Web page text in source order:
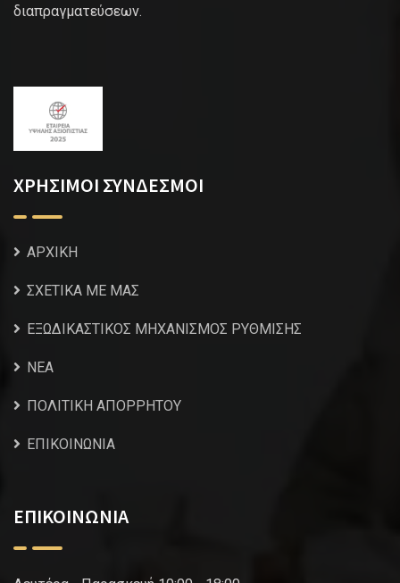
διαπραγματεύσεων.
ΧΡΗΣΙΜΟΙ ΣΥΝΔΕΣΜΟΙ
ΑΡΧΙΚΗ
ΣΧΕΤΙΚΑ ΜΕ ΜΑΣ
ΕΞΩΔΙΚΑΣΤΙΚΟΣ ΜΗΧΑΝΙΣΜΟΣ ΡΥΘΜΙΣΗΣ
NEA
ΠΟΛΙΤΙΚΗ ΑΠΟΡΡΗΤΟΥ
ΕΠΙΚΟΙΝΩΝΙΑ
ΕΠΙΚΟΙΝΩΝΙΑ